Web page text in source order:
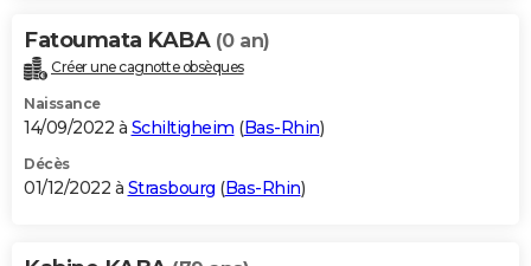
Fatoumata KABA (0 an)
Créer une cagnotte obsèques
Naissance
14/09/2022 à Schiltigheim (Bas-Rhin)
Décès
01/12/2022 à Strasbourg (Bas-Rhin)